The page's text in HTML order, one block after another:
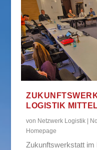
LOGISTIK
von Netzwerk Logistik
Homepage
Zukunftswerkstatt im